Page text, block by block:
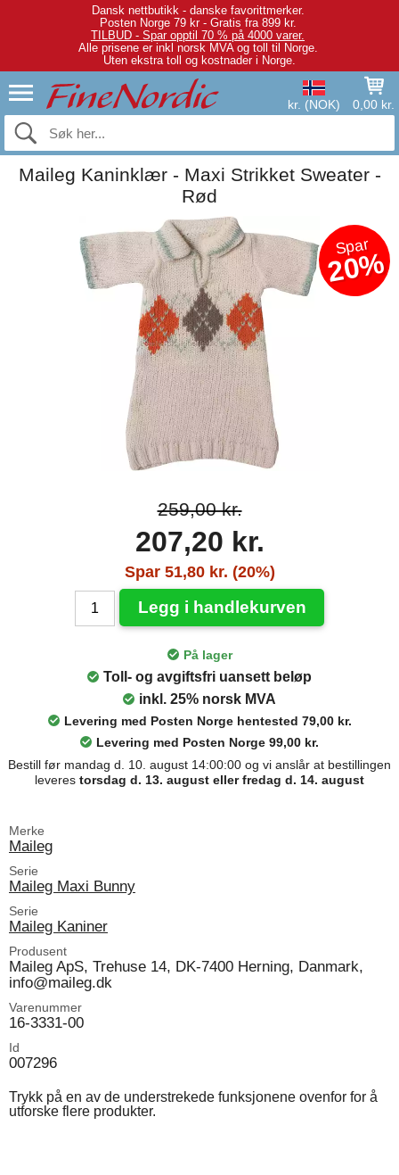
Dansk nettbutikk - danske favorittmerker.
Posten Norge 79 kr - Gratis fra 899 kr.
TILBUD - Spar opptil 70 % på 4000 varer.
Alle prisene er inkl norsk MVA og toll til Norge.
Uten ekstra toll og kostnader i Norge.
kr. (NOK) 0,00 kr.
Maileg Kaninklær - Maxi Strikket Sweater -
Rød
Spar
20%
259,00 kr.
207,20 kr.
Spar 51,80 kr. (20%)
Legg i handlekurven
På lager
Toll- og avgiftsfri uansett beløp
inkl. 25% norsk MVA
Levering med Posten Norge hentested 79,00 kr.
Levering med Posten Norge 99,00 kr.
Bestill før mandag d. 10. august 14:00:00 og vi anslår at bestillingen
leveres torsdag d. 13. august eller fredag d. 14. august
Merke
Maileg
Serie
Maileg Maxi Bunny
Serie
Maileg Kaniner
Produsent
Maileg ApS, Trehuse 14, DK-7400 Herning, Danmark,
info@maileg.dk
Varenummer
16-3331-00
Id
007296
Trykk på en av de understrekede funksjonene ovenfor for å
utforske flere produkter.